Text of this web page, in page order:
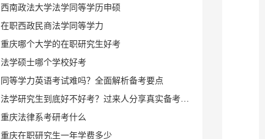
西南政法大学法学同等学历申硕
在职西政民商法学同等学力
重庆哪个大学的在职研究生好考
法学硕士哪个学校好考
同等学力英语考试难吗？全面解析备考要点
法学研究生到底好不好考？过来人分享真实备考经验
重庆法律系考研考什么
重庆在职研究生一年学费多少